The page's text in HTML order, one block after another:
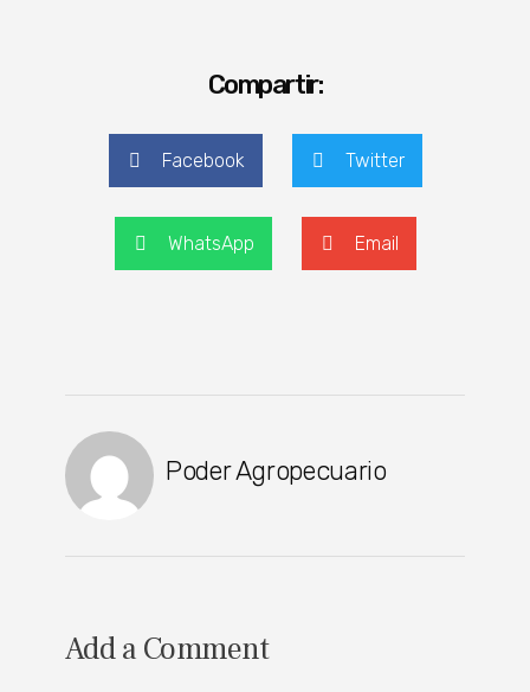
Compartir:
Facebook Twitter
WhatsApp Email
Poder Agropecuario
Add a Comment